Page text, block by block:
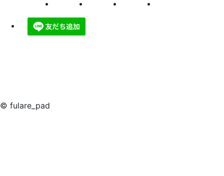
© fulare_pad